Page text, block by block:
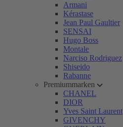
Armani
Kérastase
Jean Paul Gaultier
SENSAI
Hugo Boss
Montale
Narciso Rodriguez
Shiseido
Rabanne
Premiummarken
CHANEL
DIOR
Yves Saint Laurent
GIVENCHY